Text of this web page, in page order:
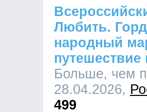
Любить.
народный
Больше, чем
28.04.2026,
499